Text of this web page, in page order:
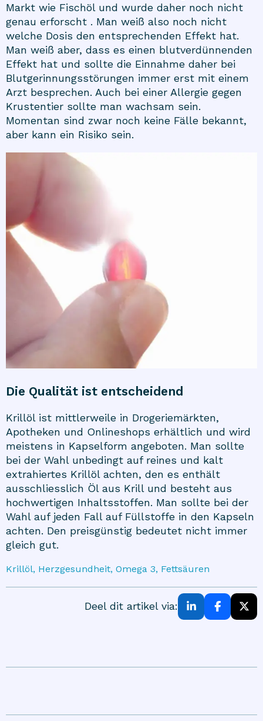
Markt wie Fischöl und wurde daher noch nicht
genau erforscht . Man weiß also noch nicht
welche Dosis den entsprechenden Effekt hat.
Man weiß aber, dass es einen blutverdünnenden
Effekt hat und sollte die Einnahme daher bei
Blutgerinnungsstörungen immer erst mit einem
Arzt besprechen. Auch bei einer Allergie gegen
Krustentier sollte man wachsam sein.
Momentan sind zwar noch keine Fälle bekannt,
aber kann ein Risiko sein.
Die Qualität ist entscheidend
Krillöl ist mittlerweile in Drogeriemärkten,
Apotheken und Onlineshops erhältlich und wird
meistens in Kapselform angeboten. Man sollte
bei der Wahl unbedingt auf reines und kalt
extrahiertes Krillöl achten, den es enthält
ausschliesslich Öl aus Krill und besteht aus
hochwertigen Inhaltsstoffen. Man sollte bei der
Wahl auf jeden Fall auf Füllstoffe in den Kapseln
achten. Den preisgünstig bedeutet nicht immer
gleich gut.
Krillöl, Herzgesundheit, Omega 3, Fettsäuren
Deel dit artikel via: